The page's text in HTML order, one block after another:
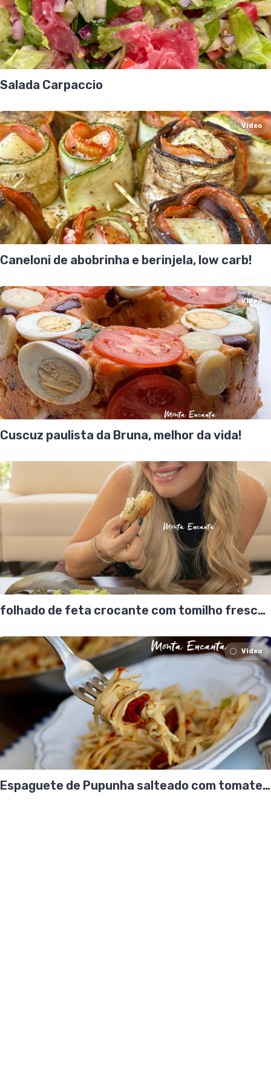
Salada Carpaccio
Video
Caneloni de abobrinha e berinjela, low carb!
Video
Cuscuz paulista da Bruna, melhor da vida!
folhado de feta crocante com tomilho fresco
Video
Espaguete de Pupunha salteado com tomate